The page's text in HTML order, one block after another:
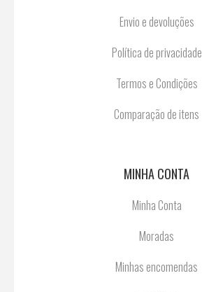
Envio e devoluções
Política de privacidade
Termos e Condições
Comparação de itens
MINHA CONTA
Minha Conta
Moradas
Minhas encomendas